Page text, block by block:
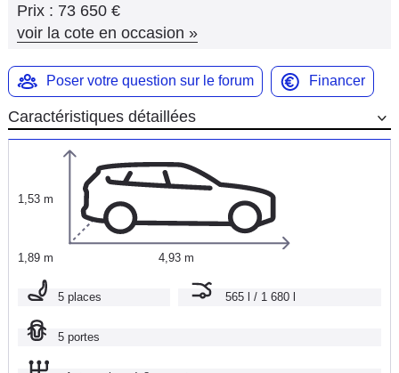
Prix : 73 650 €
voir la cote en occasion »
Poser votre question sur le forum Financer
Caractéristiques détaillées
1,53 m
1,89 m 4,93 m
5 places 565 l / 1 680 l
5 portes